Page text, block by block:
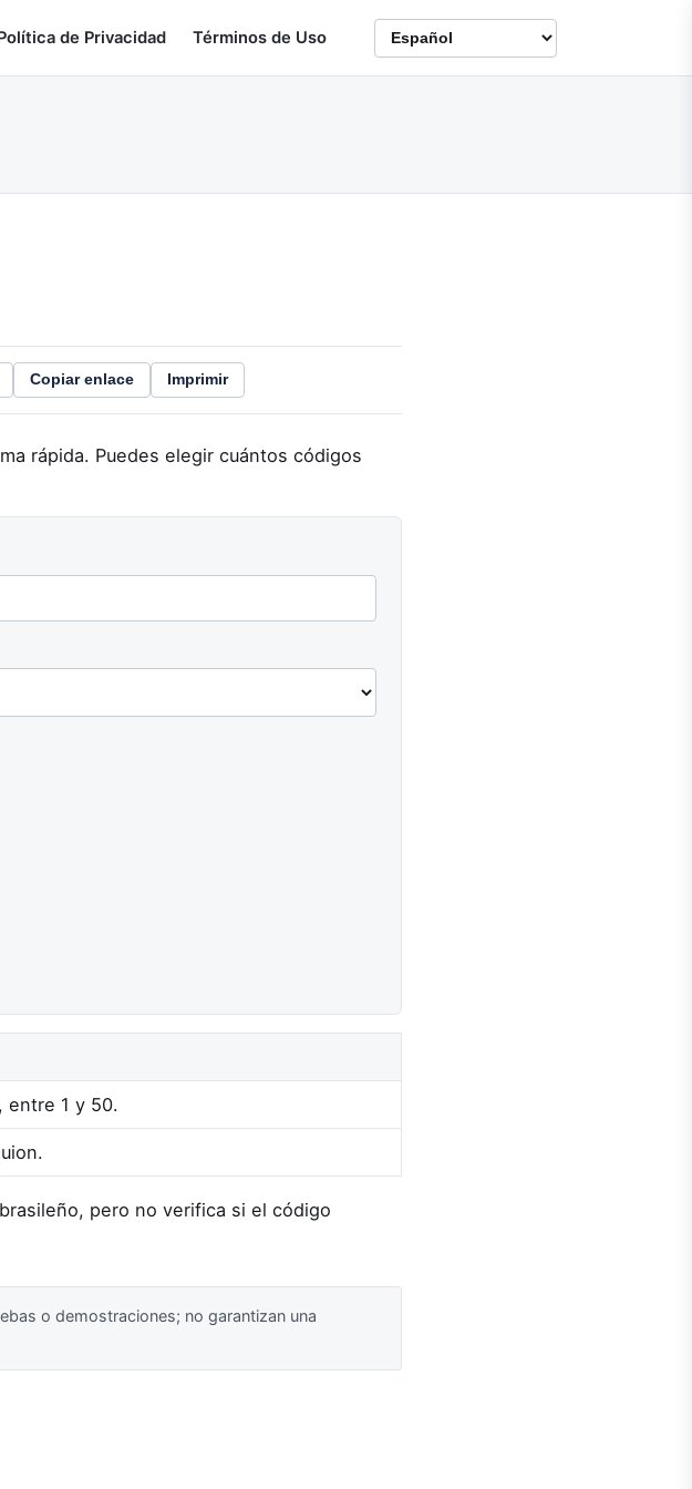
de Privacidad Términos de Uso
Copiar enlace Imprimir
rápida. Puedes elegir cuántos códigos
entre 1 y 50.
pero no verifica si el código
o demostraciones; no garantizan una